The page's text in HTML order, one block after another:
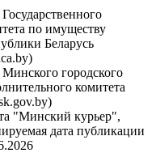
Государственного
по имуществу
Беларусь
Минского городского
комитета
"Минский курьер",
дата публикации